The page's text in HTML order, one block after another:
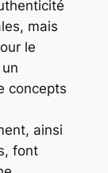
mais
le
concepts
ainsi
font